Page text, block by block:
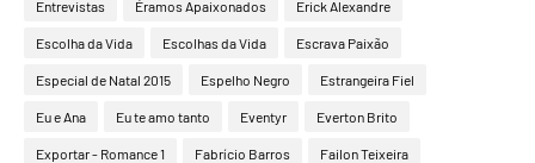
Entrevistas Éramos Apaixonados Erick Alexandre
Escolha da Vida Escolhas da Vida Escrava Paixão
Especial de Natal 2015 Espelho Negro Estrangeira Fiel
Eu e Ana Eu te amo tanto Eventyr Everton Brito
Exportar - Romance 1 Fabrício Barros Failon Teixeira